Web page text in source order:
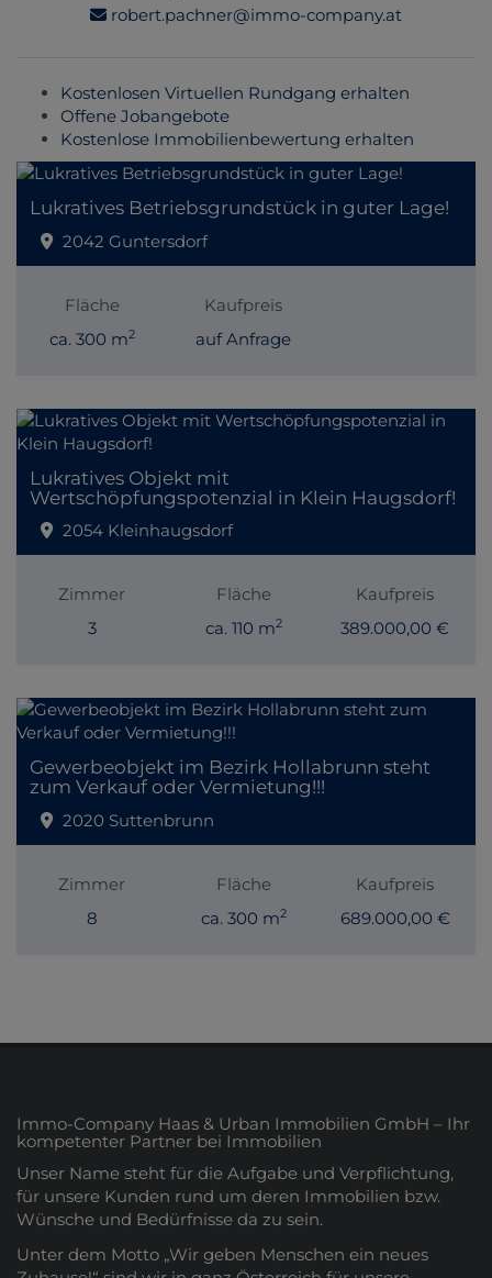
robert.pachner@immo-company.at
Kostenlosen Virtuellen Rundgang erhalten
Offene Jobangebote
Kostenlose Immobilienbewertung erhalten
Lukratives Betriebsgrundstück in guter Lage!
2042 Guntersdorf
Fläche
ca. 300 m2
Kaufpreis
auf Anfrage
Lukratives Objekt mit
Wertschöpfungspotenzial in Klein Haugsdorf!
2054 Kleinhaugsdorf
Zimmer
3
Fläche
ca. 110 m2
Kaufpreis
389.000,00 €
Gewerbeobjekt im Bezirk Hollabrunn steht
zum Verkauf oder Vermietung!!!
2020 Suttenbrunn
Zimmer
8
Fläche
ca. 300 m2
Kaufpreis
689.000,00 €
Immo-Company Haas & Urban Immobilien GmbH – Ihr
kompetenter Partner bei Immobilien
Unser Name steht für die Aufgabe und Verpflichtung,
für unsere Kunden rund um deren Immobilien bzw.
Wünsche und Bedürfnisse da zu sein.
Unter dem Motto „Wir geben Menschen ein neues